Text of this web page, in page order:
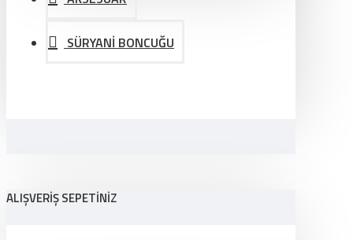
SÜRYANİ BONCUĞU
ALIŞVERIŞ SEPETINIZ